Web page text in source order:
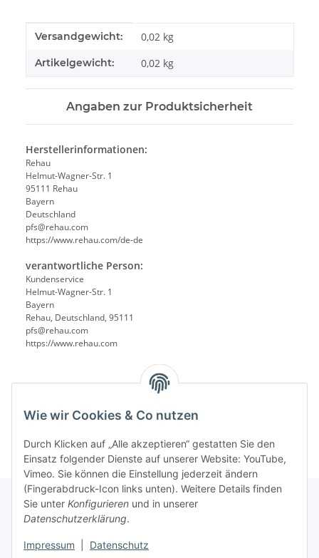
Wie wir Cookies & Co nutzen
Durch Klicken auf „Alle akzeptieren“ gestatten Sie den
Einsatz folgender Dienste auf unserer Website: YouTube,
Vimeo. Sie können die Einstellung jederzeit ändern
(Fingerabdruck-Icon links unten). Weitere Details finden
Sie unter Konfigurieren und in unserer
Datenschutzerklärung.
Impressum Datenschutz
Produkteigenschaft
Wert
Versandgewicht: 0,02 kg
Artikelgewicht: 0,02 kg
Angaben zur Produktsicherheit
Herstellerinformationen:
Rehau
Helmut-Wagner-Str. 1
95111 Rehau
Bayern
Deutschland
pfs@rehau.com
https://www.rehau.com/de-de
verantwortliche Person:
Kundenservice
Helmut-Wagner-Str. 1
Bayern
Rehau, Deutschland, 95111
pfs@rehau.com
https://www.rehau.com